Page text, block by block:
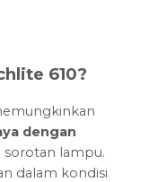
610?
dengan
sorotan lampu.
dalam kondisi